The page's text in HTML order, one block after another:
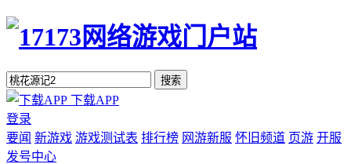
搜索
下载APP
登录
要闻 新游戏 游戏测试表 排行榜 网游新服 怀旧频道 页游 开服
发号中心